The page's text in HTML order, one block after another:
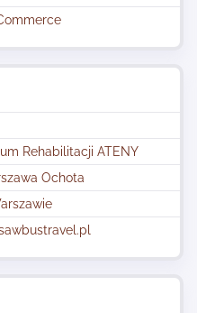
Rehabilitacji ATENY
Ochota